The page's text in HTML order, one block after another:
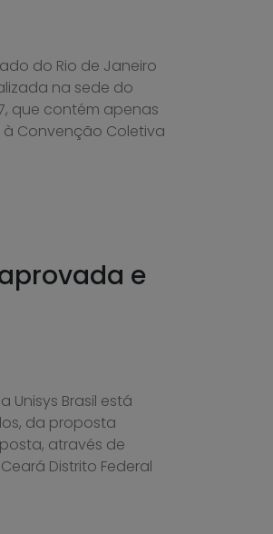
do Rio de Janeiro
na sede do
que contém apenas
à Convenção Coletiva
e
Brasil está
da proposta
através de
Distrito Federal